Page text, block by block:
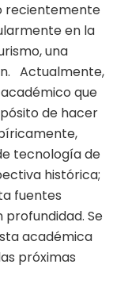
recientemente
en la
una
Actualmente,
que
de hacer
tecnología de
histórica;
fuentes
Se
académica
próximas